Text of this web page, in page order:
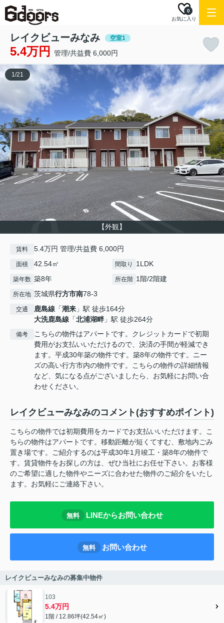
お気に入り
0
レイクビューみなみ 空室1
5.4万円 管理/共益費 6,000円
【外観】
1/21
賃料 5.4万円 管理/共益費 6,000円
面積 42.54㎡ 間取り 1LDK
築年数 築8年 所在階 1階/2階建
所在地 茨城県行方市南78-3
交通 鹿島線 「潮来 」駅 徒歩164分
大洗鹿島線 「北浦湖畔」駅 徒歩264分
備考
こちらの物件はアパートです。クレジットカードで初期
費用がお支払いいただけるので、決済の手間が軽減でき
ます。平成30年築の物件です。築8年の物件です。ニー
ズの高い行方市内の物件です。こちらの物件の詳細情報
など、気になる点がございましたら、お気軽にお問い合
わせください。
レイクビューみなみのコメント(おすすめポイント)
こちらの物件では初期費用をカードでお支払いいただけます。こ
ちらの物件はアパートです。移動距離が短くてすむ、敷地内ごみ
置き場です。ご紹介するのは平成30年1月竣工・築8年の物件で
す。賃貸物件をお探しの方は、ぜひ当社にお任せ下さい。お客様
のご希望に適した物件やニーズに合わせた物件のご紹介をいたし
ます。お気軽にご連絡下さい。
無料 LINEからお問い合わせ
無料 お問い合わせ
レイクビューみなみの募集中物件
103
5.4万円
1階 / 12.86坪(42.54㎡)